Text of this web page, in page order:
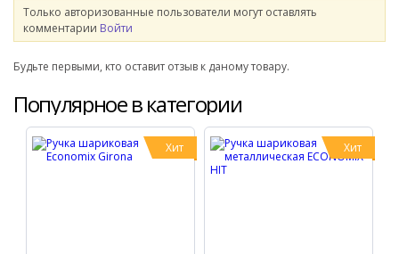
Только авторизованные пользователи могут оставлять
комментарии Войти
Будьте первыми, кто оставит отзыв к даному товару.
Популярное в категории
Хит Хит